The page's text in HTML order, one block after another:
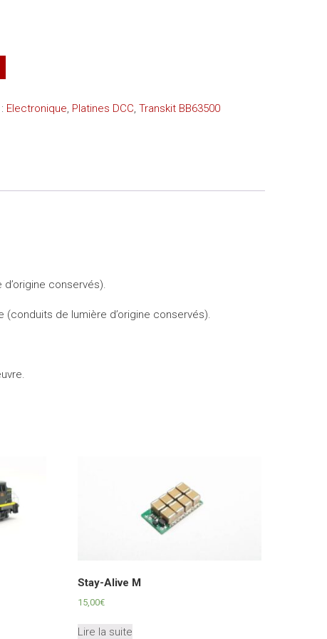
Electronique, Platines DCC,Transkit BB63500
conservés).
(conduits de lumière d’origine conservés).
Stay-Alive M
15,00€
Lire la suite